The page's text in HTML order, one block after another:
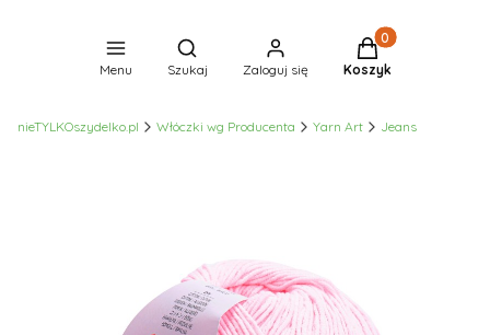
Menu
Otwórz wyszukiwarkę
Szukaj Zaloguj się
Produkty w
Koszyk
nieTYLKOszydelko.pl Włóczki wg Producenta Yarn Art Jeans